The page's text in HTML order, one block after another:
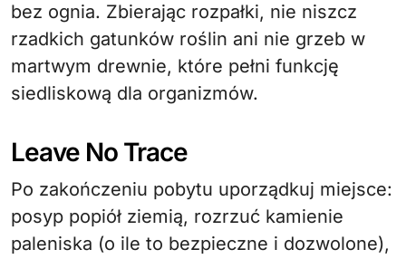
bez ognia. Zbierając rozpałki, nie niszcz
rzadkich gatunków roślin ani nie grzeb w
martwym drewnie, które pełni funkcję
siedliskową dla organizmów.
Leave No Trace
Po zakończeniu pobytu uporządkuj miejsce:
posyp popiół ziemią, rozrzuć kamienie
paleniska (o ile to bezpieczne i dozwolone),